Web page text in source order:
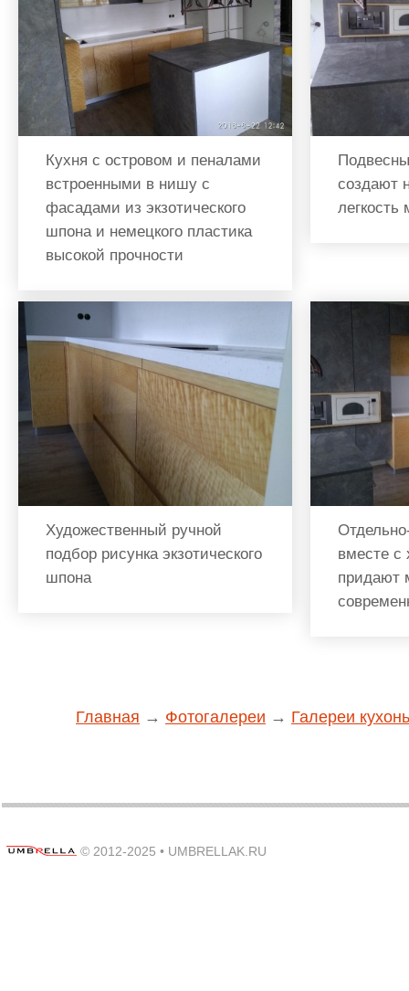
Кухня с островом и пеналами
встроенными в нишу с
фасадами из экзотического
шпона и немецкого пластика
высокой прочности
создают
легкость
Художественный ручной
подбор рисунка экзотического
шпона
вместе с
придают
Главная → Фотогалереи → Галереи
© 2012-2025 • UMBRELLAK.RU